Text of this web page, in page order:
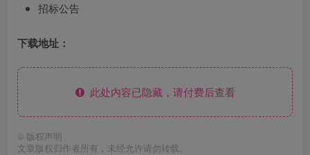
招标公告
下载地址：
此处内容已隐藏，请付费后查看
© 版权声明
文章版权归作者所有，未经允许请勿转载。